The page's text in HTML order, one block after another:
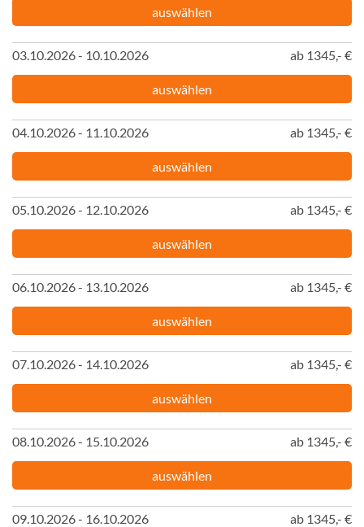
auswählen
03.10.2026 - 10.10.2026 ab 1345,- €
auswählen
04.10.2026 - 11.10.2026 ab 1345,- €
auswählen
05.10.2026 - 12.10.2026 ab 1345,- €
auswählen
06.10.2026 - 13.10.2026 ab 1345,- €
auswählen
07.10.2026 - 14.10.2026 ab 1345,- €
auswählen
08.10.2026 - 15.10.2026 ab 1345,- €
auswählen
09.10.2026 - 16.10.2026 ab 1345,- €